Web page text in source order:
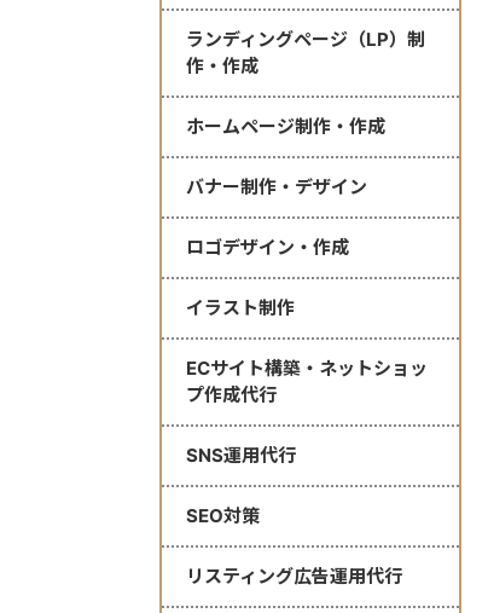
ランディングページ（LP）制
作・作成
ホームページ制作・作成
バナー制作・デザイン
ロゴデザイン・作成
イラスト制作
ECサイト構築・ネットショッ
プ作成代行
SNS運用代行
SEO対策
リスティング広告運用代行